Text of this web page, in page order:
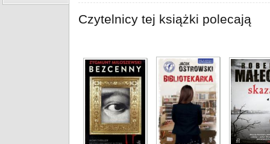
Czytelnicy tej książki polecają